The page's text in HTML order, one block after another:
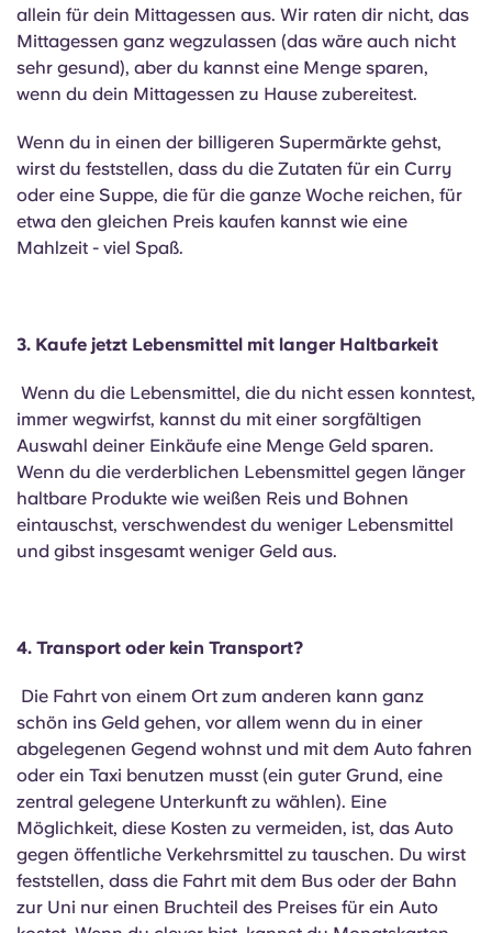
allein für dein Mittagessen aus. Wir raten dir nicht, das
Mittagessen ganz wegzulassen (das wäre auch nicht
sehr gesund), aber du kannst eine Menge sparen,
wenn du dein Mittagessen zu Hause zubereitest.
Wenn du in einen der billigeren Supermärkte gehst,
wirst du feststellen, dass du die Zutaten für ein Curry
oder eine Suppe, die für die ganze Woche reichen, für
etwa den gleichen Preis kaufen kannst wie eine
Mahlzeit - viel Spaß.
3. Kaufe jetzt Lebensmittel mit langer Haltbarkeit
Wenn du die Lebensmittel, die du nicht essen konntest,
immer wegwirfst, kannst du mit einer sorgfältigen
Auswahl deiner Einkäufe eine Menge Geld sparen.
Wenn du die verderblichen Lebensmittel gegen länger
haltbare Produkte wie weißen Reis und Bohnen
eintauschst, verschwendest du weniger Lebensmittel
und gibst insgesamt weniger Geld aus.
4. Transport oder kein Transport?
Die Fahrt von einem Ort zum anderen kann ganz
schön ins Geld gehen, vor allem wenn du in einer
abgelegenen Gegend wohnst und mit dem Auto fahren
oder ein Taxi benutzen musst (ein guter Grund, eine
zentral gelegene Unterkunft zu wählen). Eine
Möglichkeit, diese Kosten zu vermeiden, ist, das Auto
gegen öffentliche Verkehrsmittel zu tauschen. Du wirst
feststellen, dass die Fahrt mit dem Bus oder der Bahn
zur Uni nur einen Bruchteil des Preises für ein Auto